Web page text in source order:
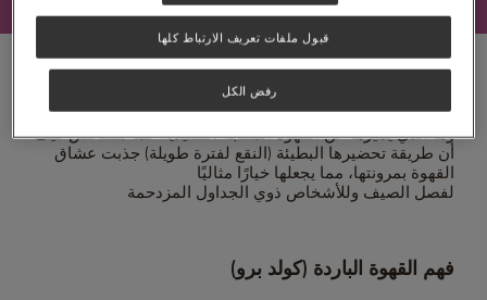
في هذا المقال، سنستعرض تزايد شعبية القهوة الباردة (كولد برو)
وما الذي يميزها عن القهوة المثلجة التقليدية. كما سنناقش كيف
أن طريقة تحضيرها البطيئة (النقع لفترة طويلة) جذبت عشاق
القهوة بمرونتها، مما يجعلها خيارًا مثاليًا
لفصل الصيف وللأشخاص ذوي الجداول المزدحمة
فهم القهوة الباردة (كولد برو)
رفض الكل
قبول ملفات تعريف الارتباط كلها